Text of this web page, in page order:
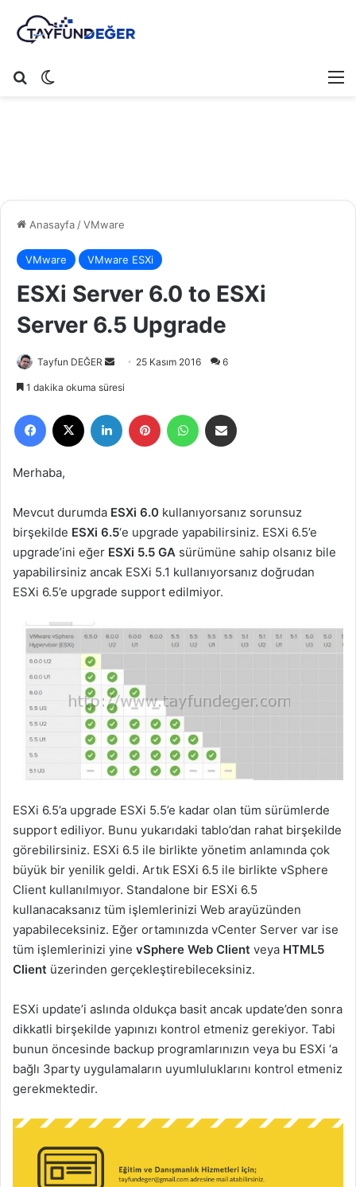
Arama yap ...
Anasayfa/VMware
VMware VMware ESXi
ESXi Server 6.0 to ESXi
Server 6.5 Upgrade
Tayfun DEĞER
e
-
t
a
g
ö
n
e
r
m
e
k
25 Kasım 2016 6
1 dakika okuma süresi
Merhaba,
Mevcut durumda ESXi 6.0 kullanıyorsanız sorunsuz
birşekilde ESXi 6.5‘e upgrade yapabilirsiniz. ESXi 6.5’e
upgrade’ini eğer ESXi 5.5 GA sürümüne sahip olsanız bile
yapabilirsiniz ancak ESXi 5.1 kullanıyorsanız doğrudan
ESXi 6.5’e upgrade support edilmiyor.
ESXi 6.5’a upgrade ESXi 5.5’e kadar olan tüm sürümlerde
support ediliyor. Bunu yukarıdaki tablo’dan rahat birşekilde
görebilirsiniz. ESXi 6.5 ile birlikte yönetim anlamında çok
büyük bir yenilik geldi. Artık ESXi 6.5 ile birlikte vSphere
Client kullanılmıyor. Standalone bir ESXi 6.5
kullanacaksanız tüm işlemlerinizi Web arayüzünden
yapabileceksiniz. Eğer ortamınızda vCenter Server var ise
tüm işlemlerinizi yine vSphere Web Client veya HTML5
Client üzerinden gerçekleştirebileceksiniz.
ESXi update’i aslında oldukça basit ancak update’den sonra
dikkatli birşekilde yapınızı kontrol etmeniz gerekiyor. Tabi
bunun öncesinde backup programlarınızın veya bu ESXi ‘a
bağlı 3party uygulamaların uyumluluklarını kontrol etmeniz
gerekmektedir.